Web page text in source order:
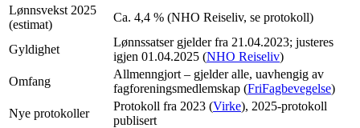
Lønnsvekst 2025
(estimat)
Ca. 4,4 % (NHO Reiseliv, se protokoll)
Gyldighet
Lønnssatser gjelder fra 21.04.2023; justeres
igjen 01.04.2025 (NHO Reiseliv)
Omfang
Allmenngjort – gjelder alle, uavhengig av
fagforeningsmedlemskap (FriFagbevegelse)
Nye protokoller
Protokoll fra 2023 (Virke), 2025-protokoll
publisert